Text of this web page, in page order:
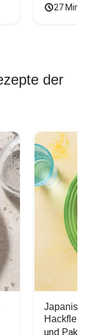
27
der
und Pak